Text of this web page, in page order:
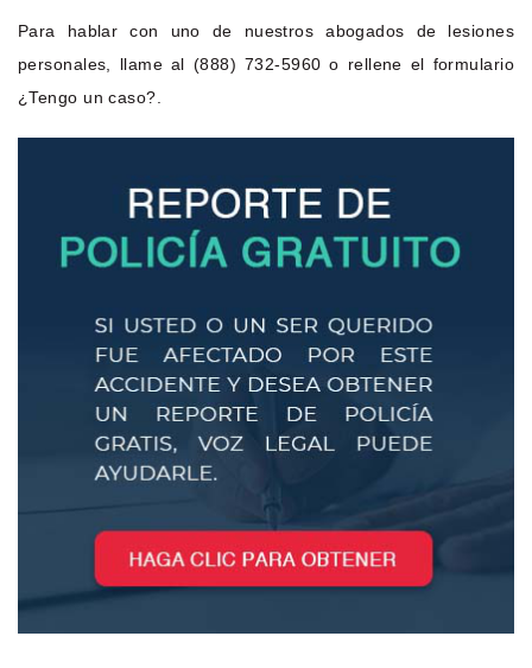
Para hablar con uno de nuestros abogados de lesiones
personales, llame al (888) 732-5960 o rellene el formulario
¿Tengo un caso?.